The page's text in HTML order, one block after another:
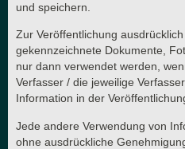
und speichern.
Zur Veröffentlichung
gekennzeichnete Dokumente,
nur dann verwendet werden,
Verfasser / die jeweilige
Information in der
Jede andere Verwendung von
ohne ausdrückliche